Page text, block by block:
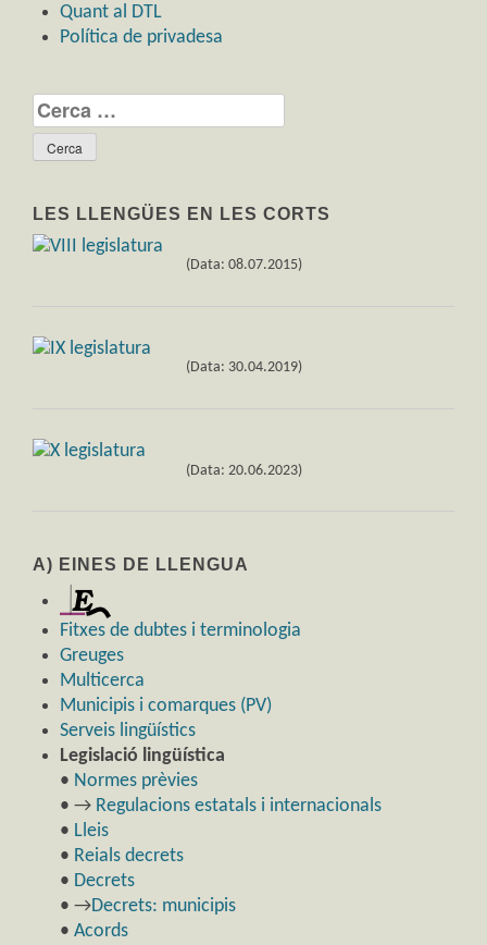
Quant al DTL
Política de privadesa
Cerca:
LES LLENGÜES EN LES CORTS
(Data: 08.07.2015)
(Data: 30.04.2019)
(Data: 20.06.2023)
A) EINES DE LLENGUA
Fitxes de dubtes i terminologia
Greuges
Multicerca
Municipis i comarques (PV)
Serveis lingüístics
Legislació lingüística
• Normes prèvies
• → Regulacions estatals i internacionals
• Lleis
• Reials decrets
• Decrets
• →Decrets: municipis
• Acords